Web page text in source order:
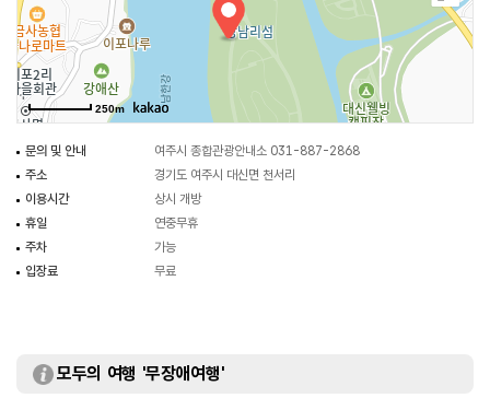
250m
문의 및 안내
여주시 종합관광안내소 031-887-2868
주소
경기도 여주시 대신면 천서리
이용시간
상시 개방
휴일
연중무휴
주차
가능
입장료
무료
모두의 여행 '무장애여행'